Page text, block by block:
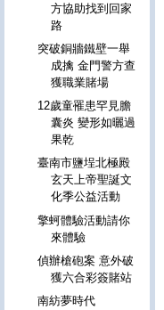
方協助找到回家
路
突破銅牆鐵壁一舉
成擒 金門警方查
獲職業賭場
12歲童罹患罕見膽
囊炎 變形如曬過
果乾
臺南市鹽埕北極殿
玄天上帝聖誕文
化季公益活動
擎蚵體驗活動請你
來體驗
偵辦槍砲案 意外破
獲六合彩簽賭站
南紡夢時代